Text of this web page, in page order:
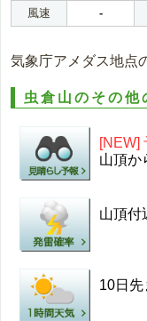
風速
-
気象庁アメダス地点
虫倉山のその他
[NEW]
山頂か
山頂付
10日先